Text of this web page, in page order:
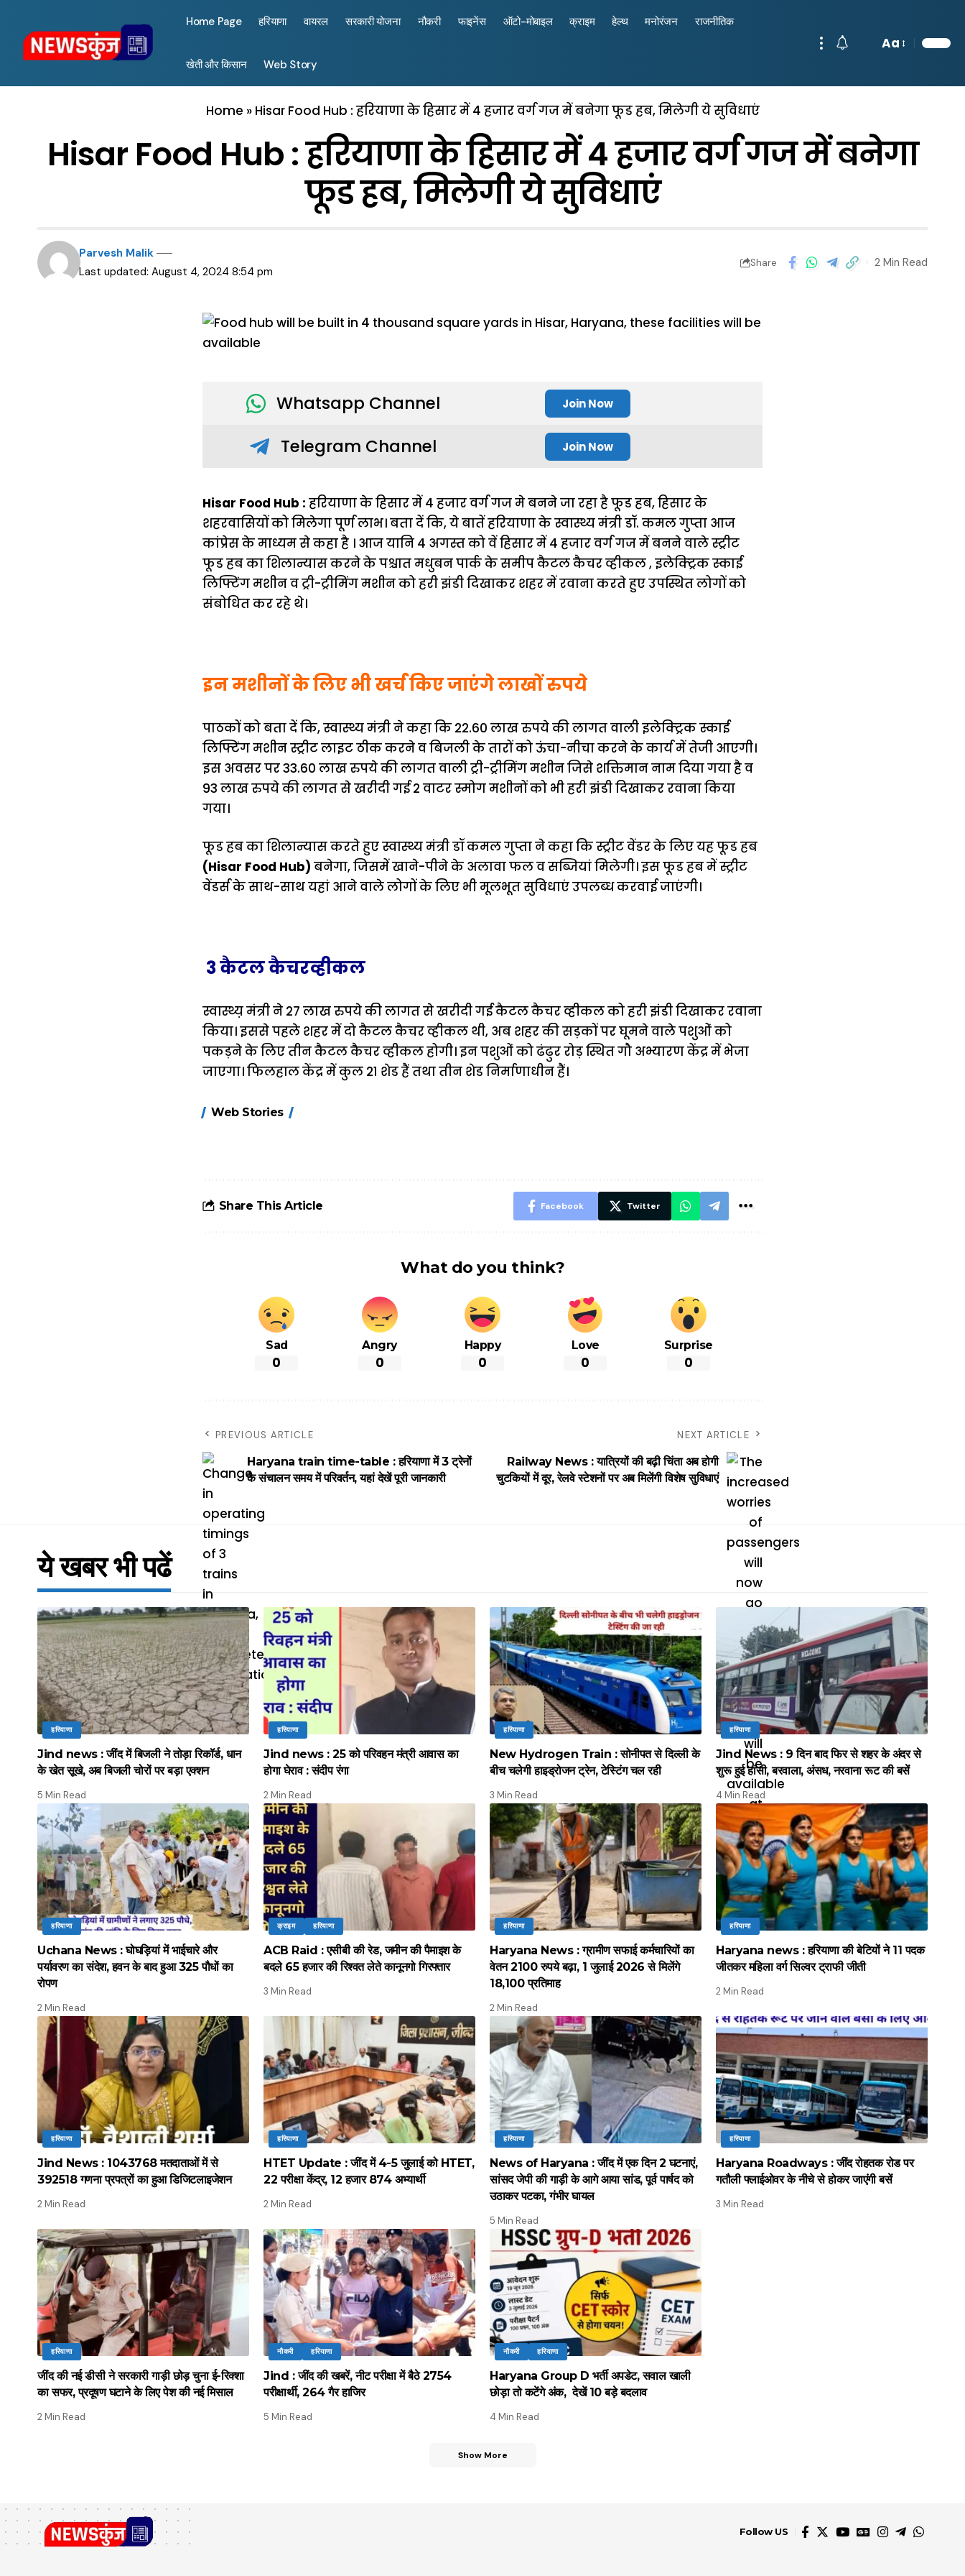
Home Page हरियाणा वायरल सरकारी योजना नौकरी फाइनेंस ऑटो-मोबाइल क्राइम हेल्थ मनोरंजन राजनीतिक
खेती और किसान Web Story
Aa
Home » Hisar Food Hub : हरियाणा के हिसार में 4 हजार वर्ग गज में बनेगा फूड हब, मिलेगी ये सुविधाएं
Hisar Food Hub : हरियाणा के हिसार में 4 हजार वर्ग गज में बनेगा
फूड हब, मिलेगी ये सुविधाएं
Last updated: August 4, 2024 8:54 pm
Parvesh Malik
Share 2 Min Read
Whatsapp Channel Join Now
Telegram Channel Join Now
Hisar Food Hub : हरियाणा के हिसार में 4 हजार वर्ग गज मे बनने जा रहा है फूड हब, हिसार के
शहरवासियों को मिलेगा पूर्ण लाभ। बता दें कि, ये बातें हरियाणा के स्वास्थ्य मंत्री डॉ. कमल गुप्ता आज
कांप्रेस के माध्यम से कहा है । आज यानि 4 अगस्त को वें हिसार में 4 हजार वर्ग गज में बनने वाले स्ट्रीट
फूड हब का शिलान्यास करने के पश्चात मधुबन पार्क के समीप कैटल कैचर व्हीकल , इलेक्ट्रिक स्काई
लिफ्टिंग मशीन व ट्री-ट्रीमिंग मशीन को हरी झंडी दिखाकर शहर में रवाना करते हुए उपस्थित लोगों को
संबोधित कर रहे थे।
इन मशीनों के लिए भी खर्च किए जाएंगे लाखों रुपये
पाठकों को बता दें कि, स्वास्थ्य मंत्री ने कहा कि 22.60 लाख रुपये की लागत वाली इलेक्ट्रिक स्काई
लिफ्टिंग मशीन स्ट्रीट लाइट ठीक करने व बिजली के तारों को ऊंचा-नीचा करने के कार्य में तेजी आएगी।
इस अवसर पर 33.60 लाख रुपये की लागत वाली ट्री-ट्रीमिंग मशीन जिसे शक्तिमान नाम दिया गया है व
93 लाख रुपये की लागत से खरीदी गई 2 वाटर स्मोग मशीनों को भी हरी झंडी दिखाकर रवाना किया
गया।
फूड हब का शिलान्यास करते हुए स्वास्थ्य मंत्री डॉ कमल गुप्ता ने कहा कि स्ट्रीट वेंडर के लिए यह फूड हब
(Hisar Food Hub) बनेगा, जिसमें खाने-पीने के अलावा फल व सब्जियां मिलेगी। इस फूड हब में स्ट्रीट
वेंडर्स के साथ-साथ यहां आने वाले लोगों के लिए भी मूलभूत सुविधाएं उपलब्ध करवाई जाएंगी।
3 कैटल कैचरव्हीकल
स्वास्थ्य़ मंत्री ने 27 लाख रुपये की लागत से खरीदी गई कैटल कैचर व्हीकल को हरी झंडी दिखाकर रवाना
किया। इससे पहले शहर में दो कैटल कैचर व्हीकल थी, अब शहर की सड़कों पर घूमने वाले पशुओं को
पकड़ने के लिए तीन कैटल कैचर व्हीकल होगी। इन पशुओं को ढंढुर रोड़ स्थित गौ अभ्यारण केंद्र में भेजा
जाएगा। फिलहाल केंद्र में कुल 21 शेड हैं तथा तीन शेड निर्माणाधीन हैं।
Web Stories
होंगे FASTag के
आसान ट्रिक्स
निगरानी
Share This Article Facebook Twitter
What do you think?
Sad
0
Angry
0
Happy
0
Love
0
Surprise
0
PREVIOUS ARTICLE
Haryana train time-table : हरियाणा में 3 ट्रेनों
के संचालन समय में परिवर्तन, यहां देखें पूरी जानकारी
NEXT ARTICLE
Railway News : यात्रियों की बढ़ी चिंता अब होगी
चुटकियों में दूर, रेलवे स्टेशनों पर अब मिलेंगी विशेष सुविधाएं
ये खबर भी पढें
हरियाणा
Jind news : जींद में बिजली ने तोड़ा रिकॉर्ड, धान
के खेत सूखे, अब बिजली चोरों पर बड़ा एक्शन
5 Min Read
हरियाणा
Jind news : 25 को परिवहन मंत्री आवास का
होगा घेराव : संदीप रंगा
2 Min Read
हरियाणा
New Hydrogen Train : सोनीपत से दिल्ली के
बीच चलेगी हाइड्रोजन ट्रेन, टेस्टिंग चल रही
3 Min Read
हरियाणा
Jind News : 9 दिन बाद फिर से शहर के अंदर से
शुरू हुई हांसी, बरवाला, अंसध, नरवाना रूट की बसें
4 Min Read
हरियाणा
Uchana News : घोघड़ियां में भाईचारे और
पर्यावरण का संदेश, हवन के बाद हुआ 325 पौधों का
रोपण
2 Min Read
क्राइम हरियाणा
ACB Raid : एसीबी की रेड, जमीन की पैमाइश के
बदले 65 हजार की रिश्वत लेते कानूनगो गिरफ्तार
3 Min Read
हरियाणा
Haryana News : ग्रामीण सफाई कर्मचारियों का
वेतन 2100 रुपये बढ़ा, 1 जुलाई 2026 से मिलेंगे
18,100 प्रतिमाह
2 Min Read
हरियाणा
Haryana news : हरियाणा की बेटियों ने 11 पदक
जीतकर महिला वर्ग सिल्वर ट्राफी जीती
2 Min Read
हरियाणा
Jind News : 1043768 मतदाताओं में से
392518 गणना प्रपत्रों का हुआ डिजिटलाइजेशन
2 Min Read
हरियाणा
HTET Update : जींद में 4-5 जुलाई को HTET,
22 परीक्षा केंद्र, 12 हजार 874 अभ्यार्थी
2 Min Read
हरियाणा
News of Haryana : जींद में एक दिन 2 घटनाएं,
सांसद जेपी की गाड़ी के आगे आया सांड, पूर्व पार्षद को
उठाकर पटका, गंभीर घायल
5 Min Read
हरियाणा
Haryana Roadways : जींद रोहतक रोड पर
गतौली फ्लाईओवर के नीचे से होकर जाएंगी बसें
3 Min Read
हरियाणा
जींद की नई डीसी ने सरकारी गाड़ी छोड़ चुना ई-रिक्शा
का सफर, प्रदूषण घटाने के लिए पेश की नई मिसाल
2 Min Read
नौकरी हरियाणा
Jind : जींद की खबरें, नीट परीक्षा में बैठे 2754
परीक्षार्थी, 264 गैर हाजिर
5 Min Read
नौकरी हरियाणा
Haryana Group D भर्ती अपडेट, सवाल खाली
छोड़ा तो कटेंगे अंक, देखें 10 बड़े बदलाव
4 Min Read
Show More
Follow US